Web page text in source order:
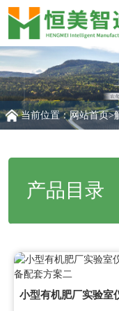
当前位置：网站首页>
产品目录